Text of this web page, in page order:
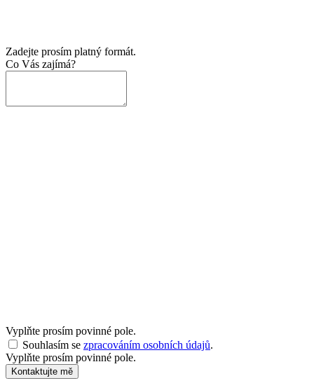
Zadejte prosím platný formát.
Co Vás zajímá?
Vyplňte prosím povinné pole.
Souhlasím se zpracováním osobních údajů.
Vyplňte prosím povinné pole.
Kontaktujte mě